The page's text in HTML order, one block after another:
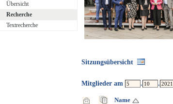
Übersicht
Recherche
Textrecherche
Sitzungsübersicht
Mitglieder am . .
Name